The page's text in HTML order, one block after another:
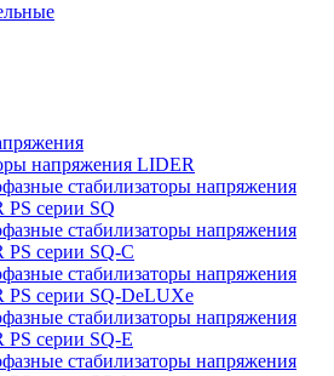
напряжения LIDER
стабилизаторы напряжения
PS серии SQ
стабилизаторы напряжения
PS серии SQ-C
стабилизаторы напряжения
PS серии SQ-DeLUXe
стабилизаторы напряжения
PS серии SQ-E
стабилизаторы напряжения